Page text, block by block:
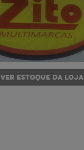
Ver estoque da loja